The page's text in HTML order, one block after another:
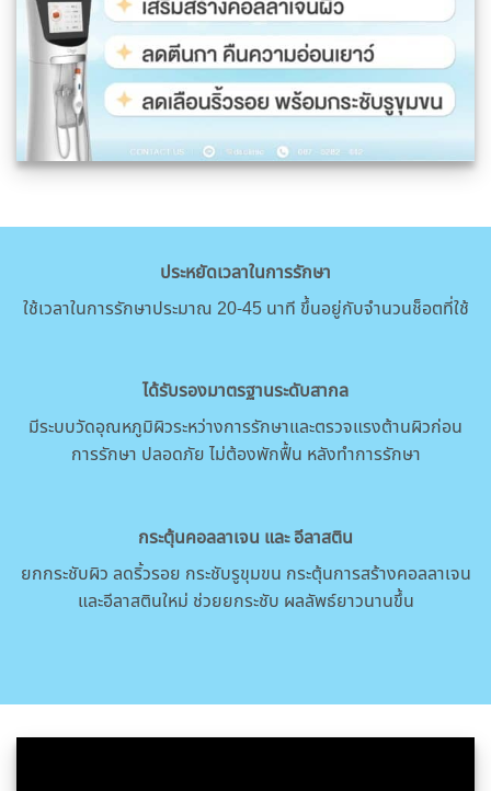
ประหยัดเวลาในการรักษา
ใช้เวลาในการรักษาประมาณ 20-45 นาที ขึ้นอยู่กับจำนวนช็อตที่ใช้
ได้รับรองมาตรฐานระดับสากล
มีระบบวัดอุณหภูมิผิวระหว่างการรักษาและตรวจแรงต้านผิวก่อน
การรักษา ปลอดภัย ไม่ต้องพักฟื้น หลังทำการรักษา
กระตุ้นคอลลาเจน และ อีลาสติน
ยกกระชับผิว ลดริ้วรอย กระชับรูขุมขน กระตุ้นการสร้างคอลลาเจน
และอีลาสตินใหม่ ช่วยยกระชับ ผลลัพธ์ยาวนานขึ้น